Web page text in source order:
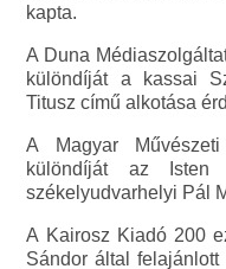
kapta.
A Duna
különdíját a kassai
Titusz című alkotása
A Magyar
különdíját az
székelyudvarhelyi Pál
A Kairosz Kiadó 200
Sándor által